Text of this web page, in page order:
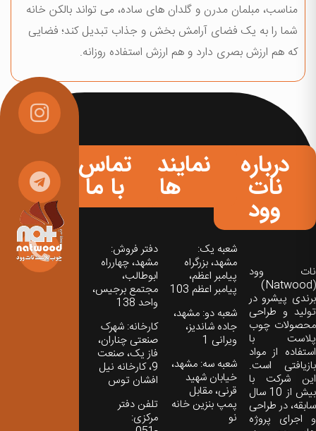
مناسب، مبلمان مدرن و گلدان های ساده، می تواند بالکن خانه
شما را به یک فضای آرامش بخش و جذاب تبدیل کند؛ فضایی
که هم ارزش بصری دارد و هم ارزش استفاده روزانه.
درباره
نات
وود
نات‌ وود
(Natwood)
برندی پیشرو در
تولید و طراحی
محصولات چوب
پلاست با
استفاده از مواد
بازیافتی است.
این شرکت با
بیش از 10 سال
سابقه، در طراحی
و اجرای پروژه
نمایندگی
ها
شعبه یک:
مشهد، بزرگراه
پیامبر اعظم،
پیامبر اعظم 103
شعبه دو: مشهد،
جاده شاندیز،
ویرانی 1
شعبه سه: مشهد،
خیابان شهید
قرنی، مقابل
پمپ بنزین خانه
نو
تماس
با ما
دفتر فروش:
مشهد، چهارراه
ابوطالب،
مجتمع برجیس،
واحد 138
کارخانه: شهرک
صنعتی چناران،
فاز یک، صنعت
9، کارخانه نیل
افشان توس
تلفن دفتر
مرکزی: